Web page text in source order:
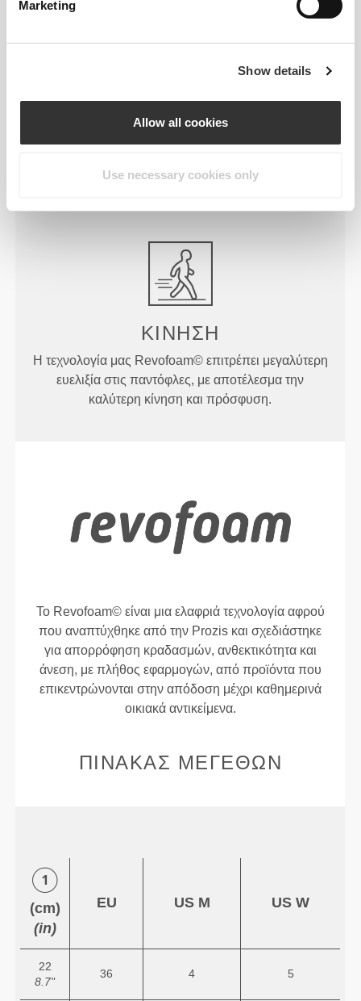
Marketing
Show details
Allow all cookies
Use necessary cookies only
Όλες οι παντόφλες μας έχουν μαλακούς,
διαμορφωμένους πάτους που βοηθούν τα πόδια
άνεση σε μια συνολική αίσθηση μαξιλαριού που
ΚΙΝΗΣΗ
Η τεχνολογία μας Revofoam© επιτρέπει μεγαλύτερη
ευελιξία στις παντόφλες, με αποτέλεσμα την
καλύτερη κίνηση και πρόσφυση.
Το Revofoam© είναι μια ελαφριά τεχνολογία αφρού
που αναπτύχθηκε από την Prozis και σχεδιάστηκε
για απορρόφηση κραδασμών, ανθεκτικότητα και
άνεση, με πλήθος εφαρμογών, από προϊόντα που
επικεντρώνονται στην απόδοση μέχρι καθημερινά
οικιακά αντικείμενα.
ΠΊΝΑΚΑΣ ΜΕΓΕΘΏΝ
(cm)
(in)
EU US M US W
22
8.7"
36 4 5